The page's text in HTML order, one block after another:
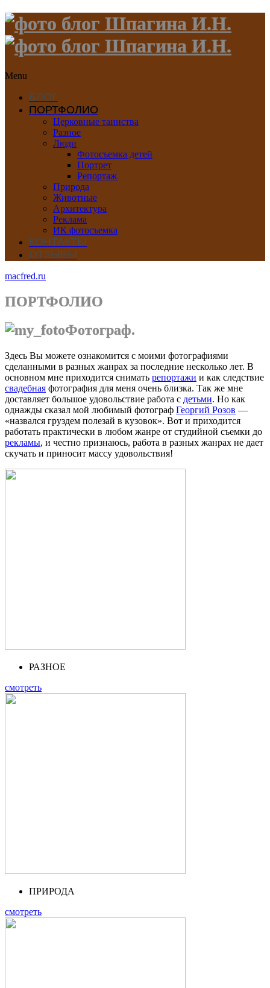
Menu
БЛОГ
ПОРТФОЛИО
Церковные таинства
Разное
Люди
Фотосъемка детей
Портрет
Репортаж
Природа
Животные
Архитектура
Реклама
ИК фотосъемка
КОНТАКТЫ
ОТЗЫВЫ
macfred.ru
ПОРТФОЛИО
Фотограф.
Здесь Вы можете ознакомится с моими фотографиями
сделанными в разных жанрах за последние несколько лет. В
основном мне приходится снимать репортажи и как следствие
свадебная фотография для меня очень близка. Так же мне
доставляет большое удовольствие работа с детьми. Но как
однажды сказал мой любимый фотограф Георгий Розов —
«назвался груздем полезай в кузовок». Вот и приходится
работать практически в любом жанре от студийной съемки до
рекламы, и честно признаюсь, работа в разных жанрах не дает
скучать и приносит массу удовольствия!
РАЗНОЕ
смотреть
ПРИРОДА
смотреть